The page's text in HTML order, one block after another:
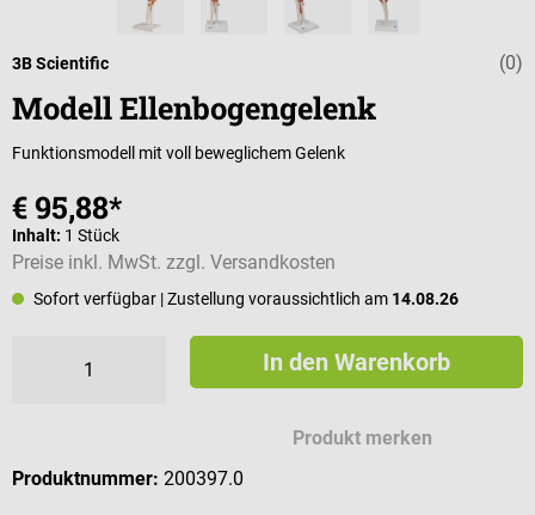
(0)
3B Scientific
Modell Ellenbogengelenk
Funktionsmodell mit voll beweglichem Gelenk
€ 95,88*
Inhalt: 1 Stück
Preise inkl. MwSt. zzgl. Versandkosten
Sofort verfügbar | Zustellung voraussichtlich am 14.08.26
In den Warenkorb
Produkt merken
Produktnummer: 200397.0